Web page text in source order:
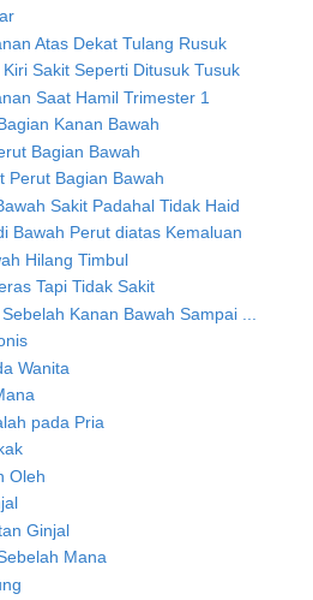
Atas Dekat Tulang Rusuk
Sakit Seperti Ditusuk Tusuk
Saat Hamil Trimester 1
Kanan Bawah
Bagian Bawah
Perut Bagian Bawah
Sakit Padahal Tidak Haid
Bawah Perut diatas Kemaluan
Hilang Timbul
Tapi Tidak Sakit
Kanan Bawah Sampai ...
Wanita
pada Pria
Oleh
Ginjal
Mana